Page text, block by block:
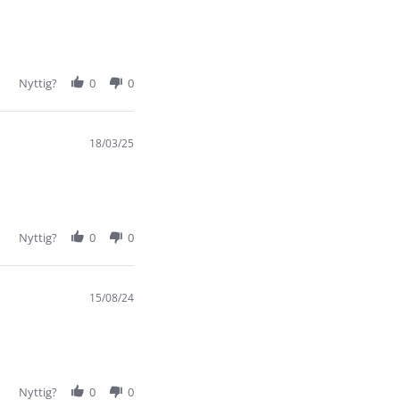
Nyttig? 0 0
18/03/25
Nyttig? 0 0
15/08/24
Nyttig? 0 0